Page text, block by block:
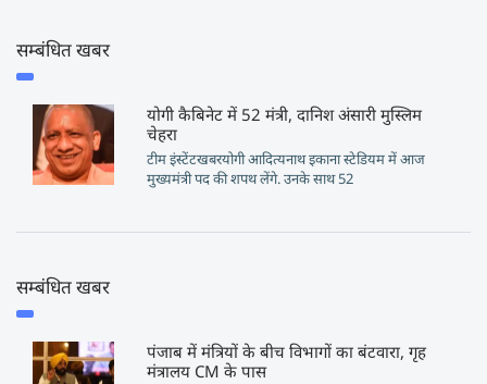
सम्बंधित खबर
योगी कैबिनेट में 52 मंत्री, दानिश अंसारी मुस्लिम
चेहरा
टीम इंस्टेंटखबरयोगी आदित्यनाथ इकाना स्टेडियम में आज
मुख्यमंत्री पद की शपथ लेंगे. उनके साथ 52
सम्बंधित खबर
पंजाब में मंत्रियों के बीच विभागों का बंटवारा, गृह
मंत्रालय CM के पास